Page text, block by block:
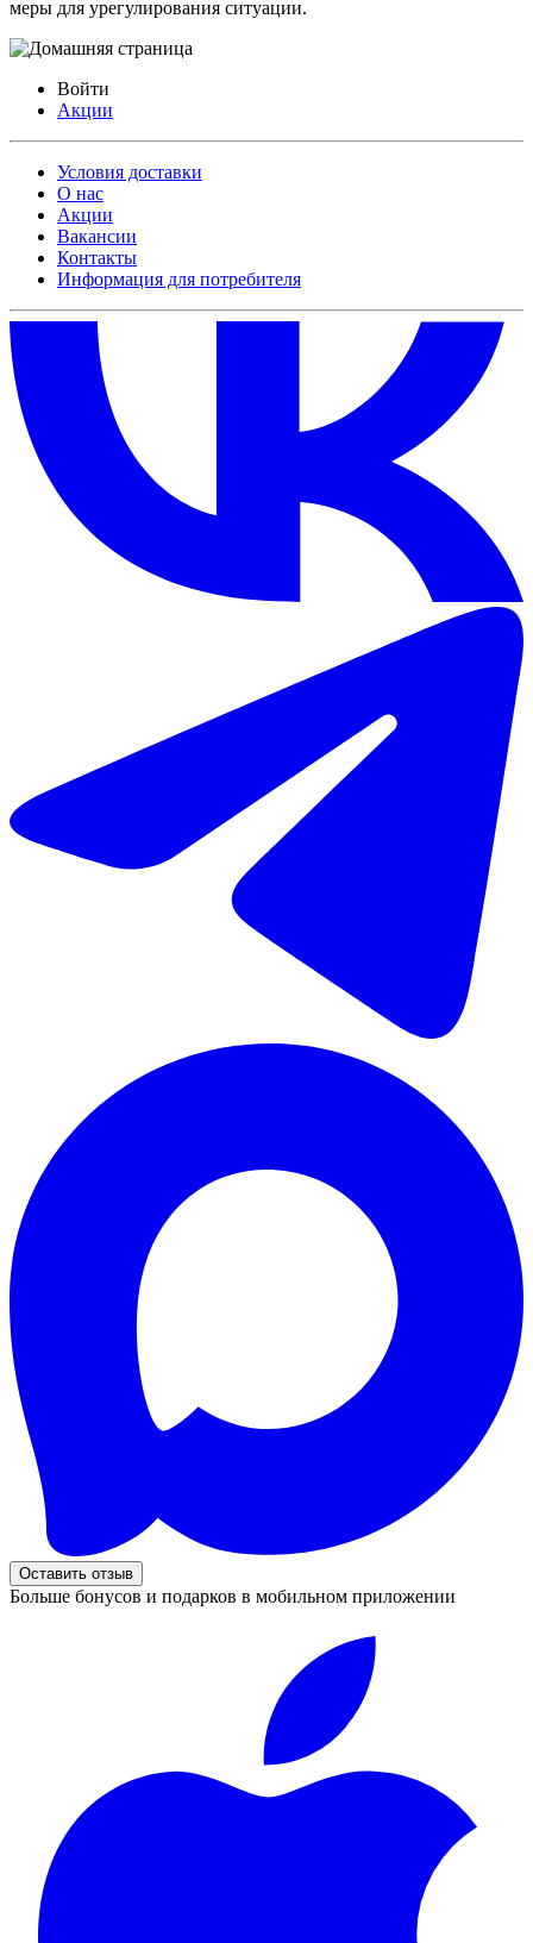
меры для урегулирования ситуации.
Войти
Акции
Условия доставки
О нас
Акции
Вакансии
Контакты
Информация для потребителя
Оставить отзыв
Больше бонусов и подарков в мобильном приложении